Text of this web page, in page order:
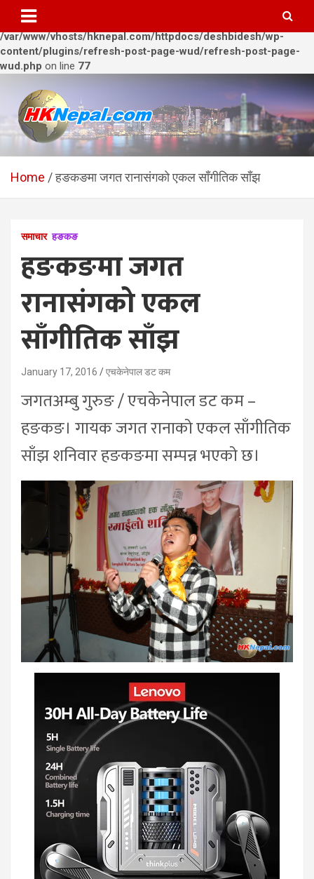
Warning
: Trying to access array offset on value of type bool in
/var/www/vhosts/hknepal.com/httpdocs/deshbidesh/wp-
content/plugins/refresh-post-page-wud/refresh-post-page-
wud.php on line 77
content
HKNepal.com – हङकङबाट
सञ्चालित पहिलो नेपाली अनलाईन
hknepal, hknepal.com, hk nepal, hk nepal com
Home हङकङमा जगत रानासंगको एकल साँगीतिक साँझ
समाचार हङकङ
हङकङमा जगत
रानासंगको एकल
साँगीतिक साँझ
January 17, 2016 एचकेनेपाल डट कम
जगतअम्बु गुरुङ / एचकेनेपाल डट कम –
हङकङ। गायक जगत रानाको एकल साँगीतिक
साँझ शनिवार हङकङमा सम्पन्न भएको छ।